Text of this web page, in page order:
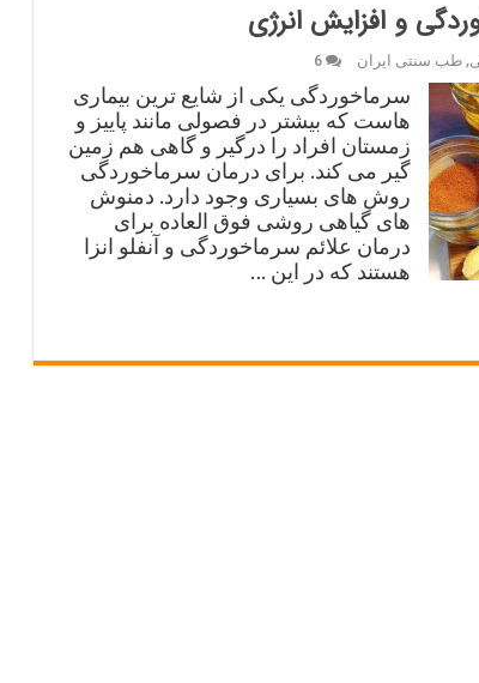
و افزایش انرژی
,طب سنتی ایران 6
سرماخوردگی یکی از شایع ترین بیماری
هاست که بیشتر در فصولی مانند پاییز و
زمستان افراد را درگیر و گاهی هم زمین
گیر می کند. برای درمان سرماخوردگی
روش های بسیاری وجود دارد. دمنوش
های گیاهی روشی فوق العاده برای
درمان علائم سرماخوردگی و آنفلو انزا
هستند که در این …